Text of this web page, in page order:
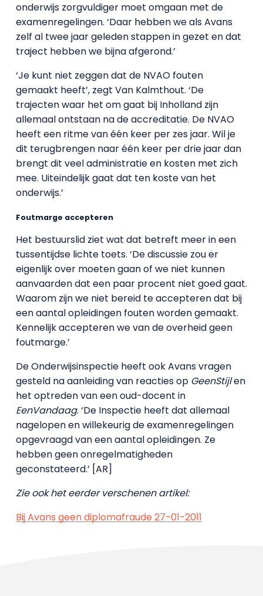
onderwijs zorgvuldiger moet omgaan met de
examenregelingen. ‘Daar hebben we als Avans
zelf al twee jaar geleden stappen in gezet en dat
traject hebben we bijna afgerond.’
‘Je kunt niet zeggen dat de NVAO fouten
gemaakt heeft’, zegt Van Kalmthout. ‘De
trajecten waar het om gaat bij Inholland zijn
allemaal ontstaan na de accreditatie. De NVAO
heeft een ritme vanéén keer per zes jaar. Wil je
dit terugbrengen naaréén keer per drie jaar dan
brengt dit veel administratie en kosten met zich
mee. Uiteindelijk gaat dat ten koste van het
onderwijs.’
Foutmarge accepteren
Het bestuurslid ziet wat dat betreft meer in een
tussentijdse lichte toets. ‘De discussie zou er
eigenlijk over moeten gaan of we niet kunnen
aanvaarden dat een paar procent niet goed gaat.
Waarom zijn we niet bereid te accepteren dat bij
een aantal opleidingen fouten worden gemaakt.
Kennelijk accepteren we van de overheid geen
foutmarge.’
De Onderwijsinspectie heeft ook Avans vragen
gesteld na aanleiding van reacties op GeenStijlen
het optreden van een oud-docent in
EenVandaag. ‘De Inspectie heeft dat allemaal
nagelopen en willekeurig de examenregelingen
opgevraagd van een aantal opleidingen. Ze
hebben geen onregelmatigheden
geconstateerd.’ [AR]
Zie ook het eerder verschenen artikel:
Bij Avans geen diplomafraude 27-01-2011